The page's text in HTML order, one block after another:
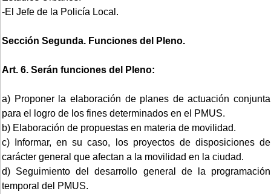
-El Jefe de la Policía Local.
Sección Segunda. Funciones del Pleno.
Art. 6. Serán funciones del Pleno:
a) Proponer la elaboración de planes de actuación conjunta
para el logro de los fines determinados en el PMUS.
b) Elaboración de propuestas en materia de movilidad.
c) Informar, en su caso, los proyectos de disposiciones de
carácter general que afectan a la movilidad en la ciudad.
d) Seguimiento del desarrollo general de la programación
temporal del PMUS.